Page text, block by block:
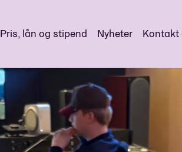
Pris, lån og stipend Nyheter Kontakt